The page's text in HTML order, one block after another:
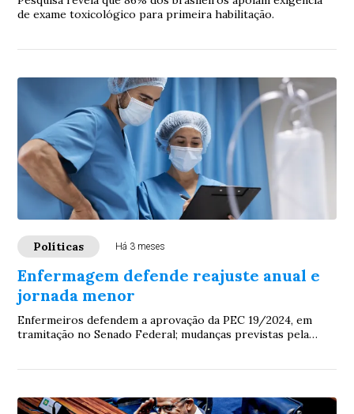
de exame toxicológico para primeira habilitação.
Políticas Há 3 meses
Enfermagem defende reajuste anual e
jornada menor
Enfermeiros defendem a aprovação da PEC 19/2024, em
tramitação no Senado Federal; mudanças previstas pela